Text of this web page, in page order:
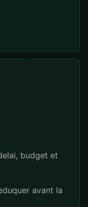
budget et
avant la